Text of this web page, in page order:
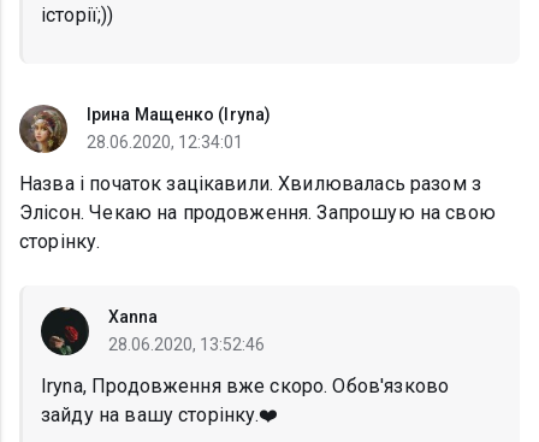
історії;))
Iрина Мащенко (Iryna)
28.06.2020, 12:34:01
Назва i початок зацiкавили. Хвилювалась разом з
Элiсон. Чекаю на продовження. Запрошую на свою
сторiнку.
Xanna
28.06.2020, 13:52:46
Iryna, Продовження вже скоро. Обов'язково
зайду на вашу сторінку.❤️